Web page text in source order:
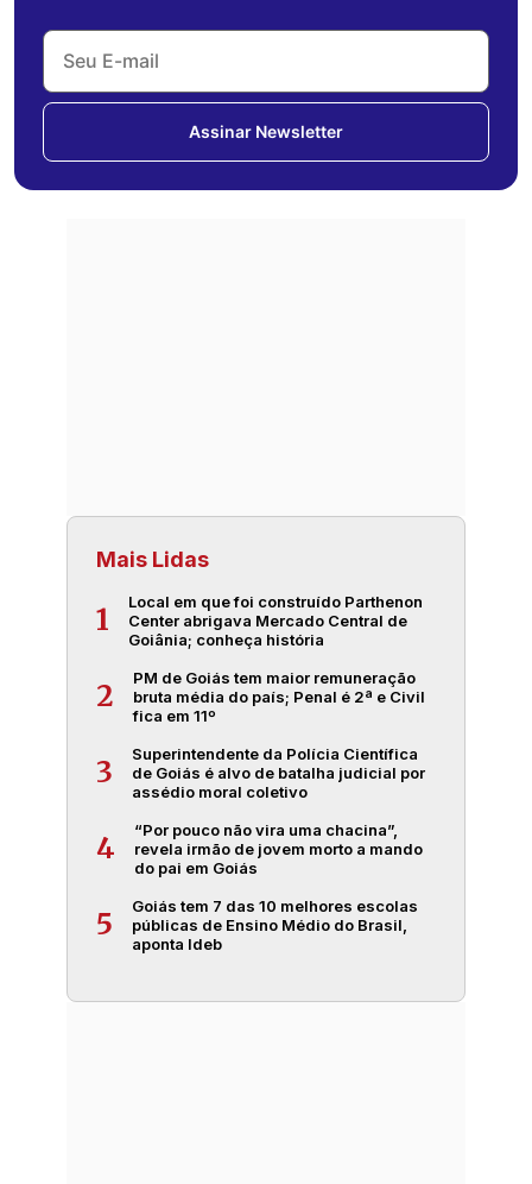
Assinar Newsletter
Mais Lidas
1
Local em que foi construído Parthenon
Center abrigava Mercado Central de
Goiânia; conheça história
2
PM de Goiás tem maior remuneração
bruta média do país; Penal é 2ª e Civil
fica em 11º
3
Superintendente da Polícia Científica
de Goiás é alvo de batalha judicial por
assédio moral coletivo
4
“Por pouco não vira uma chacina”,
revela irmão de jovem morto a mando
do pai em Goiás
5
Goiás tem 7 das 10 melhores escolas
públicas de Ensino Médio do Brasil,
aponta Ideb